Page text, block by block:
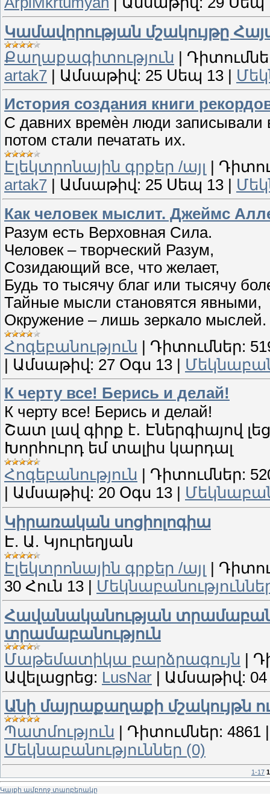
Կամավորության մշակույթը
Քաղաքագիտություն |
artak7 | Ամսաթիվ: 25 Սեպ 13 |
История создания книги
С давних времѐн люди записывали
потом стали печатать их.
Էլեկտրոնային գրքեր /այլ
artak7
Ամսաթիվ: 25 Սեպ 13
Как человек мыслит. Джеймс
Разум есть Верховная Сила.
Человек – творческий Разум,
Созидающий все, что желает,
Будь то тысячу благ или тысячу
Тайные мысли становятся явными,
Окружение – лишь зеркало мыслей.
Հոգեբանություն
Դիտումներ:
Ամսաթիվ: 27 Օգս 13
К черту все! Берись и делай!
К черту все! Берись и делай!
Շատ լավ գիրք է․ Էներգիայով
Խորհուրդ եմ տալիս կարդալ
Հոգեբանություն
Դիտումներ:
Ամսաթիվ: 20 Օգս 13
Կիրառական սոցիոլոգիա
Է. Ա. Կյուրեղյան
Էլեկտրոնային գրքեր /այլ
30 Հուն 13
Հավանականության
տրամաբանություն
Մաթեմատիկա բարձրագույն |
Ավելացրեց: LusNar | Ամսաթիվ:
Անի մայրաքաղաքի մշակույթն
Պատմություն
Դիտումներ: 4861
Մեկնաբանություններ (0)
1-17
Կայքի ամբողջ տարբերակը